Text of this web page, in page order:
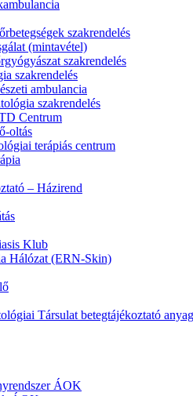
szakrendelés
(mintavétel)
szakrendelés
szakrendelés
ambulancia
szakrendelés
Centrum
oltás
terápiás centrum
– Házirend
Klub
Hálózat (ERN-Skin)
Társulat betegtájékoztató
ÁOK